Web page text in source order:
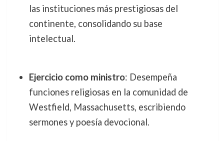
las instituciones más prestigiosas del
continente, consolidando su base
intelectual.
Ejercicio como ministro: Desempeña
funciones religiosas en la comunidad de
Westfield, Massachusetts, escribiendo
sermones y poesía devocional.